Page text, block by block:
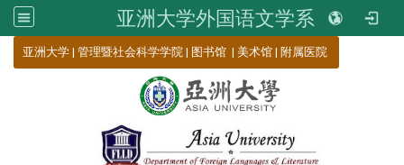
亚洲大学外国语文学系
亚洲大学 | 管理暨社会科学学院 | 图书馆 | 美术馆 | 附属医院